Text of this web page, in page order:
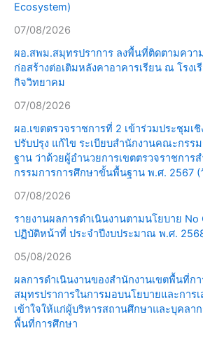
Ecosystem)
07/08/2026
ผอ.สพม.สมุทรปราการ ลงพื้นที่ติดตามควา
ก่อสร้างต่อเติมหลังคาอาคารเรียน ณ โรง
กิจวิทยาคม
07/08/2026
ผอ.เขตตรวจราชการที่ 2 เข้าร่วมประชุมเ
ปรับปรุง แก้ไข ระเบียบสำนักงานคณะกรร
ฐาน ว่าด้วยผู้อำนวยการเขตตรวจราชการ
กรรมการการศึกษาขั้นพื้นฐาน พ.ศ. 2567 (
07/08/2026
รายงานผลการดำเนินงานตามนโยบาย No
ปฏิบัติหน้าที่ ประจำปีงบประมาณ พ.ศ.
05/08/2026
ผลการดำเนินงานของสำนักงานเขตพื้นที่ก
สมุทรปราการในการมอบนโยบายและการ
เข้าใจให้แก่ผู้บริหารสถานศึกษาและบุคลา
พื้นที่การศึกษา